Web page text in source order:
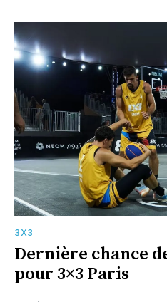
3X3
Dernière chance
pour 3×3 Paris